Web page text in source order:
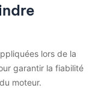
lors de la
garantir la fiabilité
moteur.